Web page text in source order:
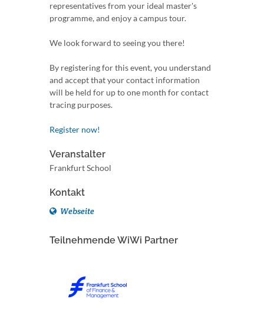
representatives from your ideal master's
programme, and enjoy a campus tour.
We look forward to seeing you there!
By registering for this event, you understand
and accept that your contact information
will be held for up to one month for contact
tracing purposes.
Register now!
Veranstalter
Frankfurt School
Kontakt
Webseite
Teilnehmende WiWi Partner